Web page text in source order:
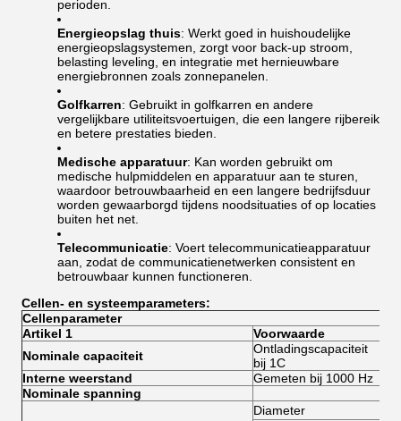
perioden.
Energieopslag thuis: Werkt goed in huishoudelijke
energieopslagsystemen, zorgt voor back-up stroom,
belasting leveling, en integratie met hernieuwbare
energiebronnen zoals zonnepanelen.
Golfkarren: Gebruikt in golfkarren en andere
vergelijkbare utiliteitsvoertuigen, die een langere rijbereik
en betere prestaties bieden.
Medische apparatuur: Kan worden gebruikt om
medische hulpmiddelen en apparatuur aan te sturen,
waardoor betrouwbaarheid en een langere bedrijfsduur
worden gewaarborgd tijdens noodsituaties of op locaties
buiten het net.
Telecommunicatie: Voert telecommunicatieapparatuur
aan, zodat de communicatienetwerken consistent en
betrouwbaar kunnen functioneren.
Cellen- en systeemparameters:
Cellenparameter
Artikel 1
Voorwaarde
Nominale capaciteit
Ontladingscapaciteit
bij 1C
Interne weerstand
Gemeten bij 1000 Hz
Nominale spanning
Diameter